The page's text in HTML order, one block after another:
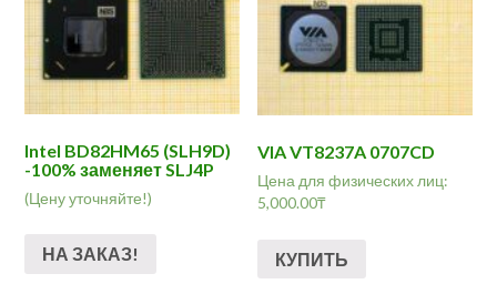
Intel BD82HM65 (SLH9D)
-100% заменяет SLJ4P
(Цену уточняйте!)
НА ЗАКАЗ!
VIA VT8237A 0707CD
Цена для физических лиц:
5,000.00₸
КУПИТЬ